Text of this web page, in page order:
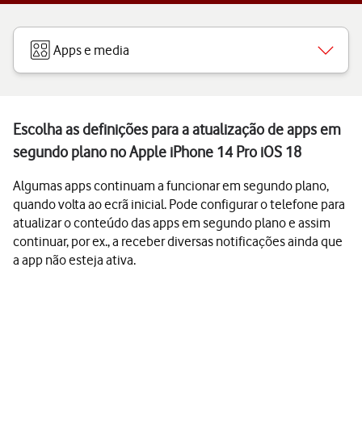
Apps e media
Escolha as definições para a atualização de apps em
segundo plano no Apple iPhone 14 Pro iOS 18
Algumas apps continuam a funcionar em segundo plano,
quando volta ao ecrã inicial. Pode configurar o telefone para
atualizar o conteúdo das apps em segundo plano e assim
continuar, por ex., a receber diversas notificações ainda que
a app não esteja ativa.